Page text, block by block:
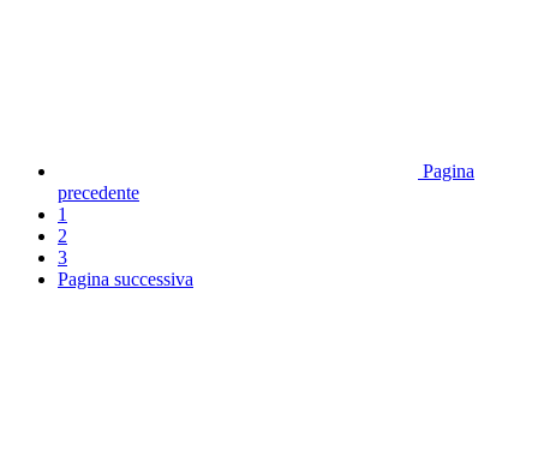
Pagina
precedente
1
2
3
Pagina successiva